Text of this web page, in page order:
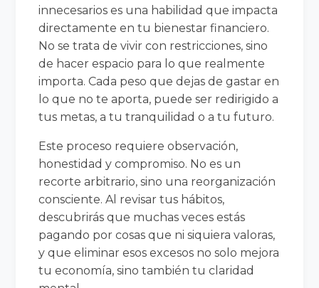
innecesarios es una habilidad que impacta
directamente en tu bienestar financiero.
No se trata de vivir con restricciones, sino
de hacer espacio para lo que realmente
importa. Cada peso que dejas de gastar en
lo que no te aporta, puede ser redirigido a
tus metas, a tu tranquilidad o a tu futuro.
Este proceso requiere observación,
honestidad y compromiso. No es un
recorte arbitrario, sino una reorganización
consciente. Al revisar tus hábitos,
descubrirás que muchas veces estás
pagando por cosas que ni siquiera valoras,
y que eliminar esos excesos no solo mejora
tu economía, sino también tu claridad